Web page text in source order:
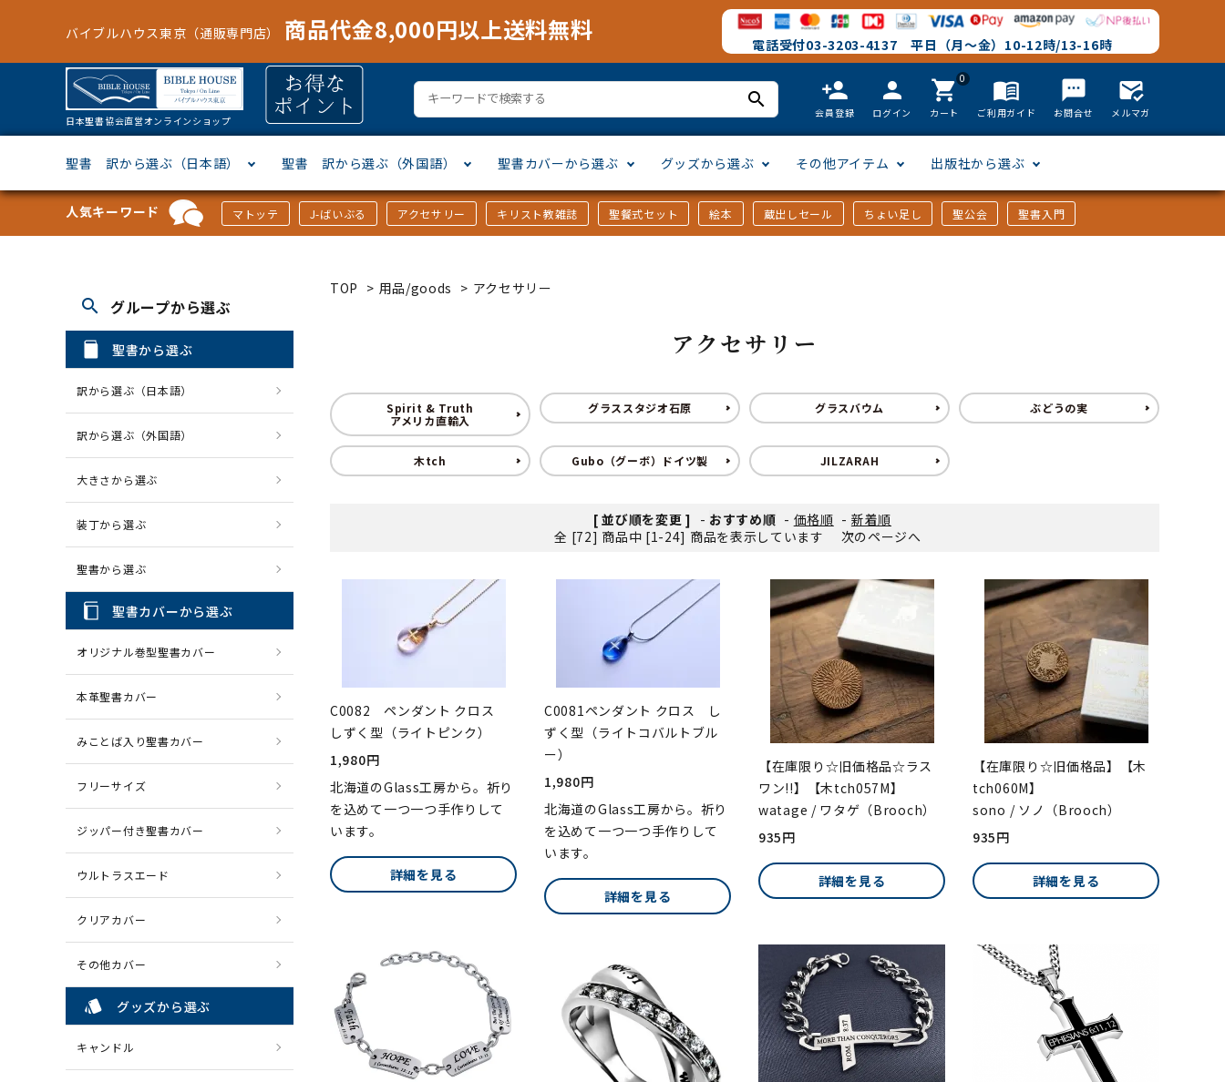
バイブルハウス東京（通販専門店） 商品代金8,000円以上送料無料 電話受付03-3203-4137 平日（月～金）10-12時/13-16時
日本聖書協会直営オンラインショップ
search person_add
会員登録
person
ログイン
0
shopping_cart
カート
menu_book
ご利用ガイド
textsms
お問合せ
mark_email_read
メルマガ
聖書 訳から選ぶ（日本語）
新改訳
聖書 訳から選ぶ（外国語）
ドイツ語
聖書カバーから選ぶ
ジッパー付き聖書カバー
グッズから選ぶ
パスケース・ネクタイピン
CD・MP3 パソコンソフトCD-ROM 用品/goods
その他アイテム
聖書通読
出版社から選ぶ
「な行」から選ぶ
人気キーワード マトッテ J-ばいぶる アクセサリー キリスト教雑誌 聖餐式セット 絵本 蔵出しセール ちょい足し 聖公会 聖書入門
TOP > 用品/goods > アクセサリー
アクセサリー
Spirit & Truth
アメリカ直輸入
グラススタジオ石原 グラスバウム ぶどうの実
木tch Gubo（グーボ）ドイツ製 JILZARAH
[ 並び順を変更 ] - おすすめ順 - 価格順 - 新着順
全 [72] 商品中 [1-24] 商品を表示しています
次のページへ
C0082 ペンダント クロス
しずく型（ライトピンク）
1,980円
北海道のGlass工房から。祈り
を込めて一つ一つ手作りして
います。
詳細を見る
C0081ペンダント クロス し
ずく型（ライトコバルトブル
ー）
1,980円
北海道のGlass工房から。祈り
を込めて一つ一つ手作りして
います。
詳細を見る
【在庫限り☆旧価格品☆ラス
ワン!!】【木tch057M】
watage / ワタゲ（Brooch）
935円
詳細を見る
【在庫限り☆旧価格品】【木
tch060M】
sono / ソノ（Brooch）
935円
詳細を見る
search グループから選ぶ
聖書から選ぶ
訳から選ぶ（日本語）
訳から選ぶ（外国語）
大きさから選ぶ
装丁から選ぶ
聖書から選ぶ
聖書カバーから選ぶ
オリジナル巻型聖書カバー
本革聖書カバー
みことば入り聖書カバー
フリーサイズ
ジッパー付き聖書カバー
ウルトラスエード
クリアカバー
その他カバー
style グッズから選ぶ
キャンドル